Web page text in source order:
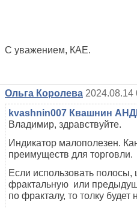
С уважением, КАЕ.
Ольга Королева 2024.08.14
kvashnin007 Квашнин
Владимир, здравствуйте.
Индикатор малополезен.
преимуществ для торговли.
Если использовать полосы,
фрактальную или
по фракталу, то толку